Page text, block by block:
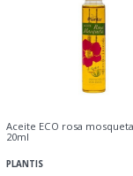
Aceite ECO rosa
20ml
PLANTIS